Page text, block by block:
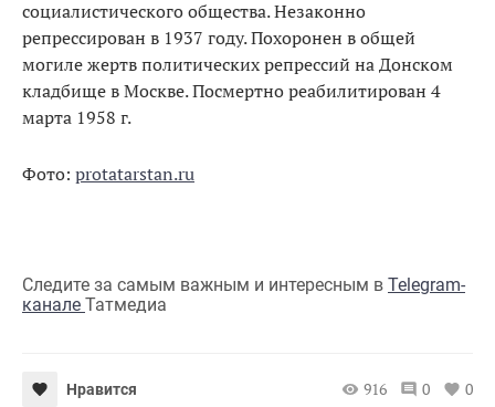
социалистического общества. Незаконно
репрессирован в 1937 году. Похоронен в общей
могиле жертв политических репрессий на Донском
кладбище в Москве. Посмертно реабилитирован 4
марта 1958 г.
Фото: protatarstan.ru
Следите за самым важным и интересным в Telegram-
канале Татмедиа
Нравится 916 0 0